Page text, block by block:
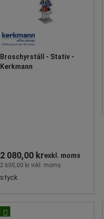
Broschyrställ - Stativ -
Kerkmann
2 080,00 krexkl. moms
2 600,00 kr inkl. moms
styck